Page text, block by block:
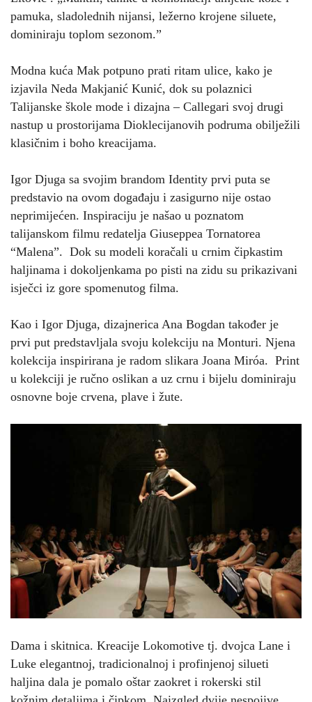
pamuka, sladolednih nijansi, ležerno krojene siluete,
dominiraju toplom sezonom.”
Modna kuća Mak potpuno prati ritam ulice, kako je
izjavila Neda Makjanić Kunić, dok su polaznici
Talijanske škole mode i dizajna – Callegari svoj drugi
nastup u prostorijama Dioklecijanovih podruma obilježili
klasičnim i boho kreacijama.
Igor Djuga sa svojim brandom Identity prvi puta se
predstavio na ovom događaju i zasigurno nije ostao
neprimijećen. Inspiraciju je našao u poznatom
talijanskom filmu redatelja Giuseppea Tornatorea
“Malena”. Dok su modeli koračali u crnim čipkastim
haljinama i dokoljenkama po pisti na zidu su prikazivani
isječci iz gore spomenutog filma.
Kao i Igor Djuga, dizajnerica Ana Bogdan također je
prvi put predstavljala svoju kolekciju na Monturi. Njena
kolekcija inspirirana je radom slikara Joana Miróa. Print
u kolekciji je ručno oslikan a uz crnu i bijelu dominiraju
osnovne boje crvena, plave i žute.
Dama i skitnica. Kreacije Lokomotive tj. dvojca Lane i
Luke elegantnoj, tradicionalnoj i profinjenoj silueti
haljina dala je pomalo oštar zaokret i rokerski stil